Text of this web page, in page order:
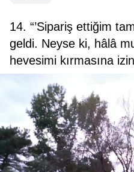
14. “’Sipariş ettiğim
geldi. Neyse ki, hâlâ
hevesimi kırmasına